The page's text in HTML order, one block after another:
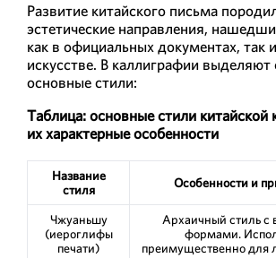
Развитие китайского письма
эстетические направления,
как в официальных документах, так
искусстве. В каллиграфии
основные стили:
Таблица: основные стили китайской
их характерные особенности
Название
стиля
Особенности и
Чжуаньшу
(иероглифы
печати)
Архаичный стиль с
формами.
преимущественно для